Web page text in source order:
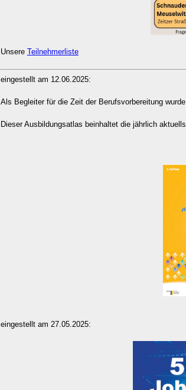
Unsere Teilnehmerliste
eingestellt am 12.06.2025:
Als Begleiter für die Zeit der Berufsvorbereitung
Dieser Ausbildungsatlas beinhaltet die jährlich
eingestellt am 27.05.2025: